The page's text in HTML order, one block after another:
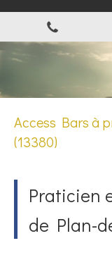
Access Bars à
(13380)
Praticien
de Plan-